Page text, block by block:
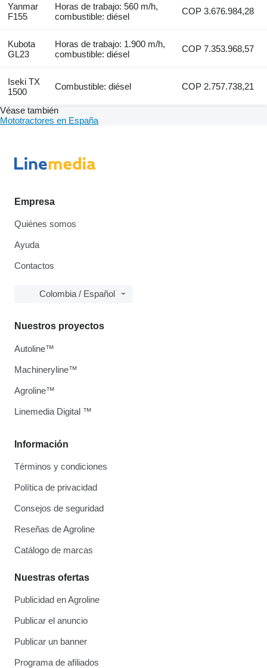
Yanmar
F155
Horas de trabajo: 560 m/h,
combustible: diésel
COP 3.676.984,28
Kubota
GL23
Horas de trabajo: 1.900 m/h,
combustible: diésel
COP 7.353.968,57
Iseki TX
1500
Combustible: diésel COP 2.757.738,21
Véase también
Mototractores en España
Empresa
Quiénes somos
Ayuda
Contactos
Colombia / Español
Información
Términos y condiciones
Política de privacidad
Consejos de seguridad
Reseñas de Agroline
Catálogo de marcas
Nuestras ofertas
Publicidad en Agroline
Publicar el anuncio
Publicar un banner
Programa de afiliados
Nuestros proyectos
Autoline™
Machineryline™
Agroline™
Linemedia Digital ™